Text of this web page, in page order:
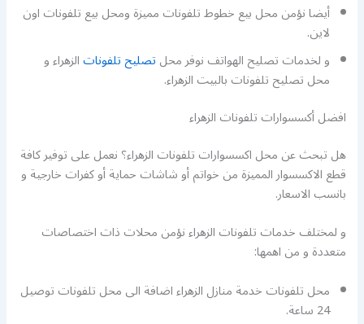
أيضا نؤمن محل بيع خطوط تلفونات مميزة ومحل بيع تلفونات اون
لاين.
و لخدمات تصليح الهواتف نوفر محلتصليح تلفوناتالزهراء و
محل تصليح تلفونات بالبيت الزهراء.
افضل أكسسوارات تلفونات الزهراء
هل تبحث عن محل اكسسوارات تلفونات الزهراء؟ نعمل على توفير كافة
قطع الاكسسوار المميزة من خواتم أو شاشات حماية أو كفرات خارجية و
بانسب الاسعار.
و لمختلف خدمات تلفونات الزهراء نؤمن محلات ذات اختصاصات
متعددة و من اهمها:
محل تلفونات خدمة منازل الزهراء اضافة الى محل تلفونات توصيل
24 ساعة.